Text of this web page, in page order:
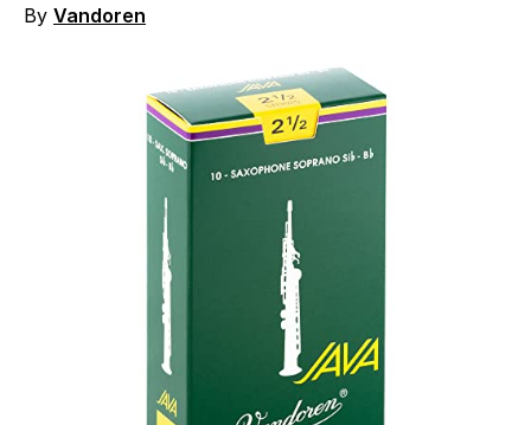
By Vandoren